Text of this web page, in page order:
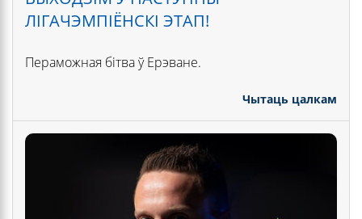
ЛІГАЧЭМПІЁНСКІ ЭТАП!
Пераможная бітва ў Ерэване.
Чытаць цалкам